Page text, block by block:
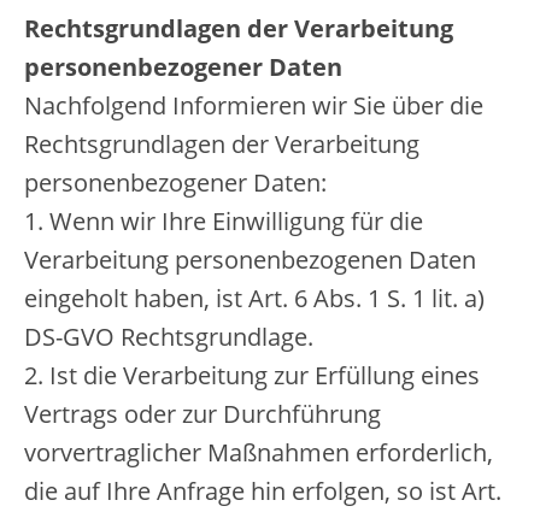
Rechtsgrundlagen der Verarbeitung
personenbezogener Daten
Nachfolgend Informieren wir Sie über die
Rechtsgrundlagen der Verarbeitung
personenbezogener Daten:
1. Wenn wir Ihre Einwilligung für die
Verarbeitung personenbezogenen Daten
eingeholt haben, ist Art. 6 Abs. 1 S. 1 lit. a)
DS-GVO Rechtsgrundlage.
2. Ist die Verarbeitung zur Erfüllung eines
Vertrags oder zur Durchführung
vorvertraglicher Maßnahmen erforderlich,
die auf Ihre Anfrage hin erfolgen, so ist Art.